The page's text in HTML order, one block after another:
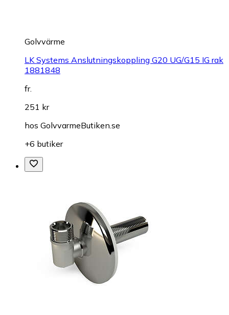
Golvvärme
LK Systems Anslutningskoppling G20 UG/G15 IG rak
1881848
fr.
251 kr
hos GolvvarmeButiken.se
+6 butiker